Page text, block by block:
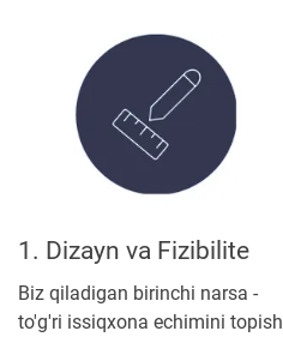
1. Dizayn va Fizibilite
Biz qiladigan birinchi narsa -
to'g'ri issiqxona echimini topish